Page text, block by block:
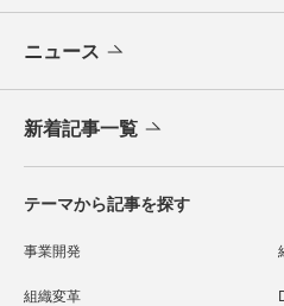
ニュース
新着記事一覧
テーマから記事を探す
事業開発
組織変革